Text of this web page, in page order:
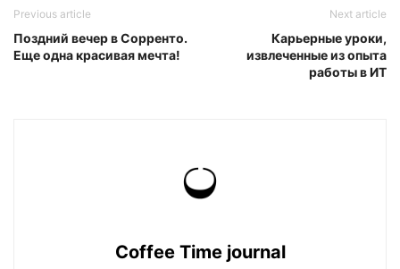
Previous article
Поздний вечер в Сорренто.
Еще одна красивая мечта!
Next article
Карьерные уроки,
извлеченные из опыта
работы в ИТ
Coffee Time journal